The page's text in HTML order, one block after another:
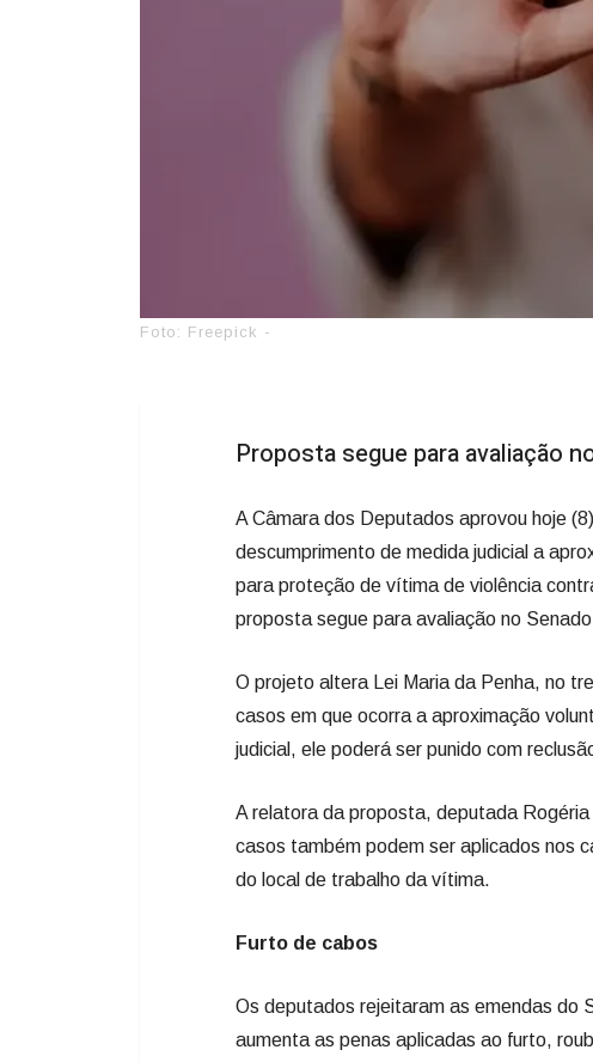
Foto: Freepick -
Proposta segue para avaliação
A Câmara dos Deputados aprovou hoje
descumprimento de medida judicial a
para proteção de vítima de violência
proposta segue para avaliação no
O projeto altera Lei Maria da Penha, no
casos em que ocorra a aproximação
judicial, ele poderá ser punido com
A relatora da proposta, deputada
casos também podem ser aplicados nos
do local de trabalho da vítima.
Furto de cabos
Os deputados rejeitaram as emendas do
aumenta as penas aplicadas ao furto,